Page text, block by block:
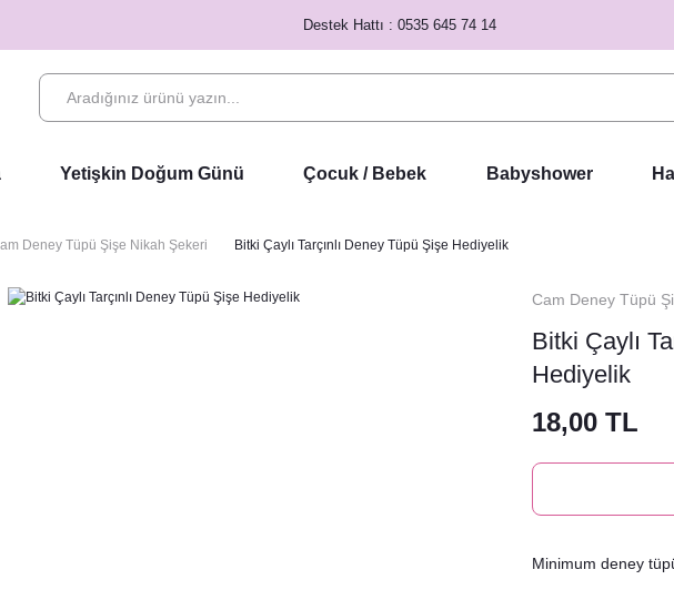
Destek Hattı : 0535 645 74 14
Yetişkin Doğum Günü Çocuk / Bebek Babyshower
Deney Tüpü Şişe Nikah Şekeri Bitki Çaylı Tarçınlı Deney Tüpü Şişe Hediyelik
Cam Deney Tüpü
Bitki Çaylı
Hediyelik
18,00 TL
Minimum deney